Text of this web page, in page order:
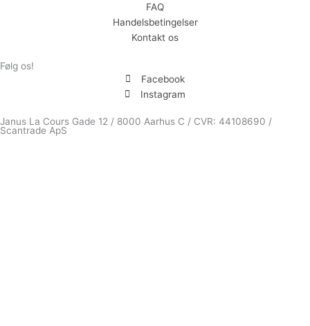
FAQ
Handelsbetingelser
Kontakt os
Følg os!
Facebook
Instagram
Janus La Cours Gade 12 / 8000 Aarhus C / CVR: 44108690 /
Scantrade ApS